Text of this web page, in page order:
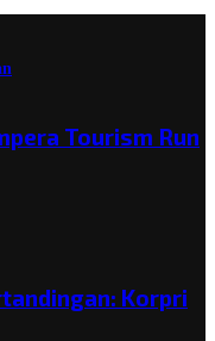
Tourism Run
Korpri